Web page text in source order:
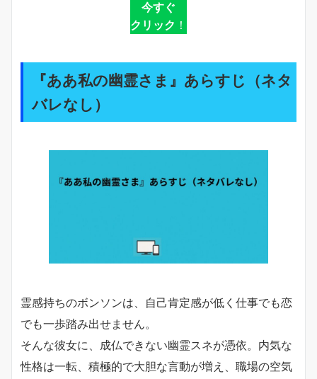
今すぐ
クリック ！
『ああ私の幽霊さま』あらすじ（ネタ
バレなし）
霊感持ちのボンソンは、自己肯定感が低く仕事でも恋
でも一歩踏み出せません。
そんな彼女に、成仏できない幽霊スネが憑依。内気な
性格は一転、積極的で大胆な言動が増え、職場の空気